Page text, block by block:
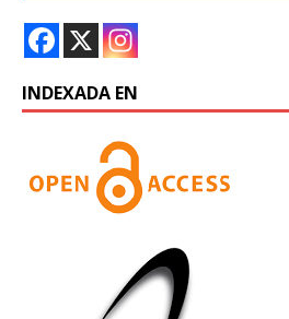
INDEXADA EN